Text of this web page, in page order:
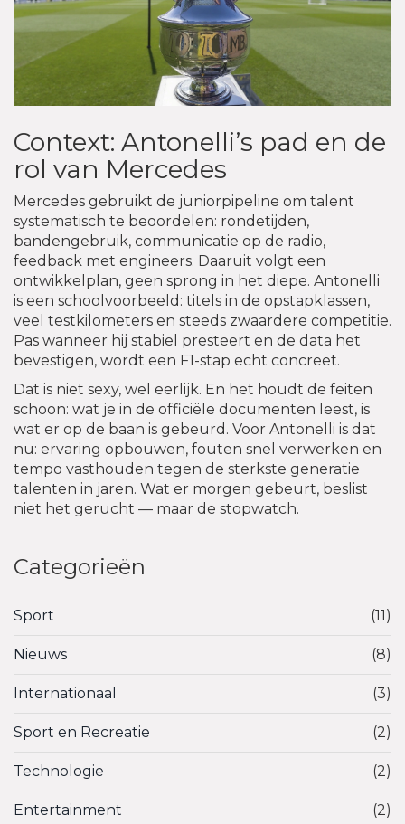
Context: Antonelli’s pad en de
rol van Mercedes
Mercedes gebruikt de juniorpipeline om talent
systematisch te beoordelen: rondetijden,
bandengebruik, communicatie op de radio,
feedback met engineers. Daaruit volgt een
ontwikkelplan, geen sprong in het diepe. Antonelli
is een schoolvoorbeeld: titels in de opstapklassen,
veel testkilometers en steeds zwaardere competitie.
Pas wanneer hij stabiel presteert en de data het
bevestigen, wordt een F1-stap echt concreet.
Dat is niet sexy, wel eerlijk. En het houdt de feiten
schoon: wat je in de officiële documenten leest, is
wat er op de baan is gebeurd. Voor Antonelli is dat
nu: ervaring opbouwen, fouten snel verwerken en
tempo vasthouden tegen de sterkste generatie
talenten in jaren. Wat er morgen gebeurt, beslist
niet het gerucht — maar de stopwatch.
Categorieën
Sport (11)
Nieuws (8)
Internationaal (3)
Sport en Recreatie (2)
Technologie (2)
Entertainment (2)